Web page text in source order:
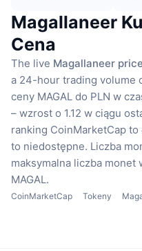
Magallaneer
Cena
The live Magallaneer
a 24-hour trading volume
ceny MAGAL do PLN w
– wzrost o 1.12 w ciągu
ranking CoinMarketCap
to niedostępne. Liczba
maksymalna liczba monet
MAGAL.
CoinMarketCap Tokeny